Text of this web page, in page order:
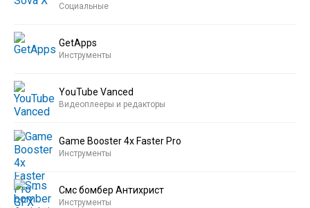
Социальные
GetApps
Инструменты
YouTube Vanced
Видеоплееры и редакторы
Game Booster 4x Faster Pro
Инструменты
Смс бомбер Антихрист
Инструменты